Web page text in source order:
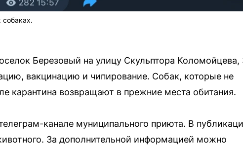
Березовый на улицу Скульптора Коломойцева,
вакцинацию и чипирование. Собак, которые не
карантина возвращают в прежние места обитания.
канале муниципального приюта. В
За дополнительной информацией можно